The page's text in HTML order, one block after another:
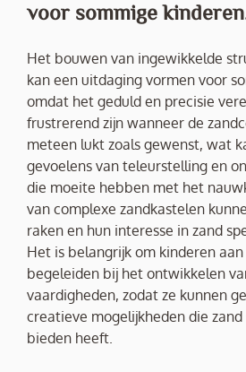
voor sommige
Het bouwen van ingewikkelde
kan een uitdaging vormen voor
omdat het geduld en precisie
frustrerend zijn wanneer de
meteen lukt zoals gewenst, wat
gevoelens van teleurstelling en
die moeite hebben met het
van complexe zandkastelen
raken en hun interesse in zand
Het is belangrijk om kinderen
begeleiden bij het ontwikkelen
vaardigheden, zodat ze kunnen
creatieve mogelijkheden die
bieden heeft.